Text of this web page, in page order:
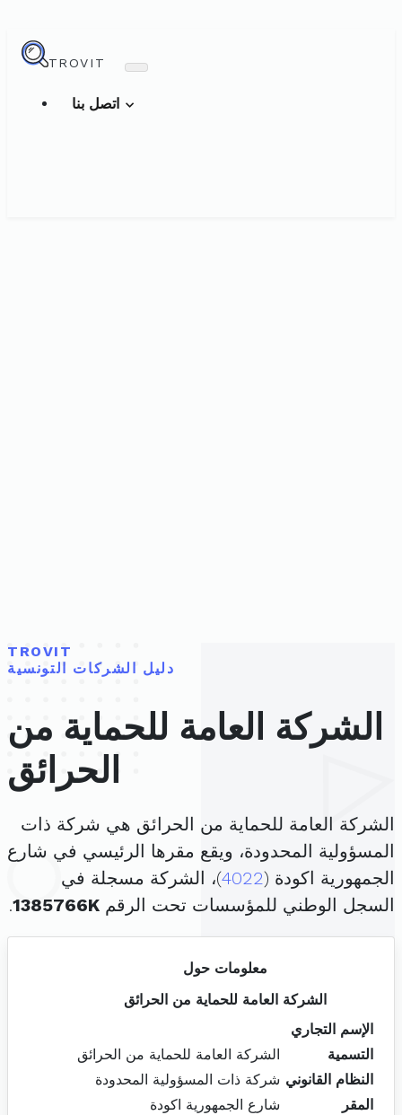
TROVIT
TROVIT
دليل الشركات التونسية
الشركة العامة للحماية من
الحرائق
الشركة العامة للحماية من الحرائق هي شركة ذات
المسؤولية المحدودة، ويقع مقرها الرئيسي في شارع
الجمهورية اكودة (4022)، الشركة مسجلة في
السجل الوطني للمؤسسات تحت الرقم 1385766K
.
معلومات حول
الشركة العامة للحماية من الحرائق
الإسم التجاري
التسمية
الشركة العامة للحماية من الحرائق
النظام القانوني شركة ذات المسؤولية المحدودة
المقر
شارع الجمهورية اكودة